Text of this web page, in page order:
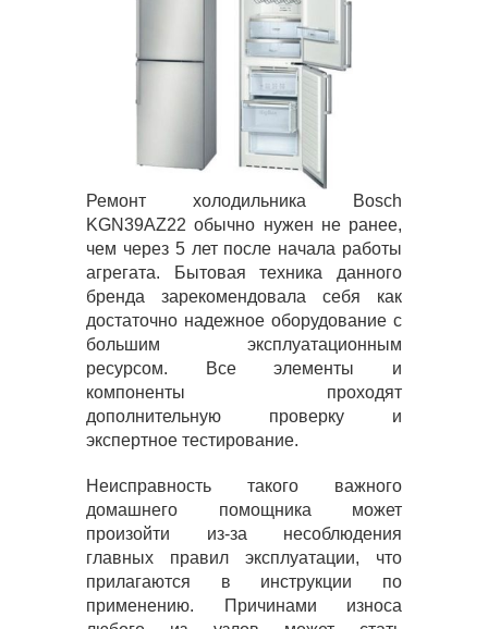
Ремонт холодильника Bosch
KGN39AZ22 обычно нужен не ранее,
чем через 5 лет после начала работы
агрегата. Бытовая техника данного
бренда зарекомендовала себя как
достаточно надежное оборудование с
большим эксплуатационным
ресурсом. Все элементы и
компоненты проходят
дополнительную проверку и
экспертное тестирование.
Неисправность такого важного
домашнего помощника может
произойти из-за несоблюдения
главных правил эксплуатации, что
прилагаются в инструкции по
применению. Причинами износа